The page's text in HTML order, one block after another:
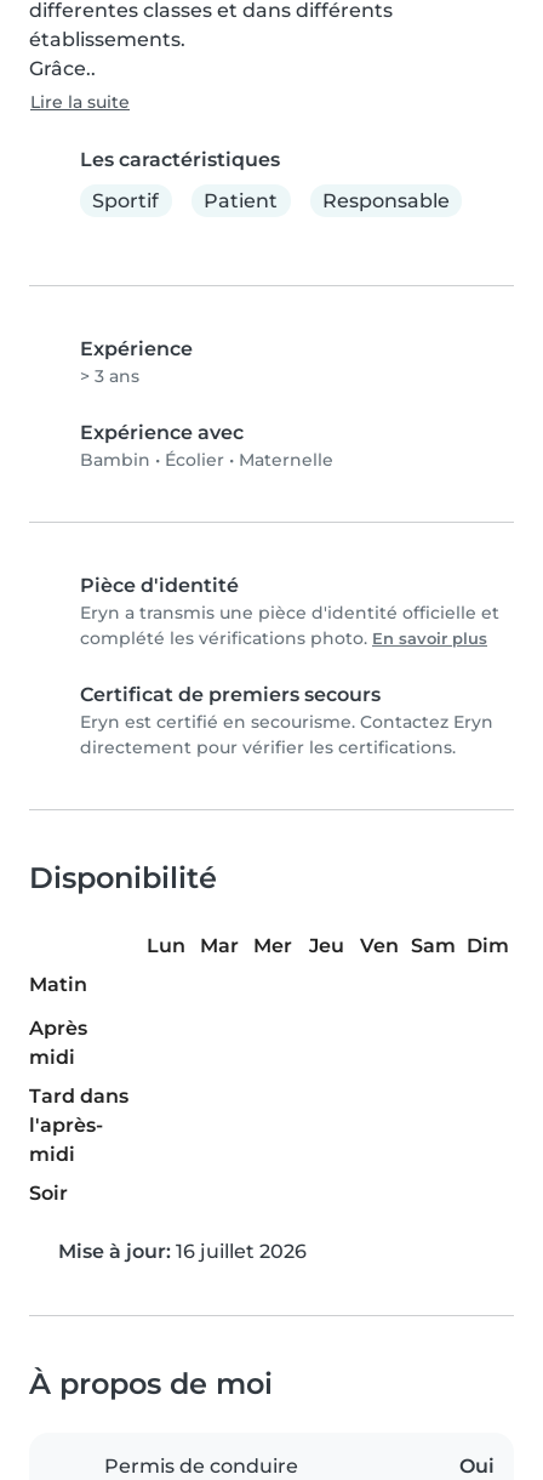
differentes classes et dans différents
établissements.
Grâce..
Lire la suite
Les caractéristiques
Sportif
Patient Responsable
Expérience
> 3 ans
Expérience avec
Bambin • Écolier • Maternelle
Pièce d'identité
Eryn a transmis une pièce d'identité officielle et
complété les vérifications photo. En savoir plus
Certificat de premiers secours
Eryn est certifié en secourisme. Contactez Eryn
directement pour vérifier les certifications.
Disponibilité
Lun Mar Mer Jeu Ven Sam Dim
Matin
Après
midi
Tard dans
l'après-
midi
Soir
Mise à jour: 16 juillet 2026
À propos de moi
Permis de conduire Oui